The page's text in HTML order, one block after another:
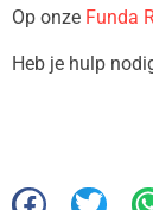
Op onze Funda
Heb je hulp